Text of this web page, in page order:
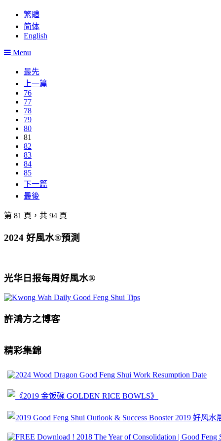
繁體
简体
English
Menu
最先
上一篇
76
77
78
79
80
81
82
83
84
85
下一篇
最後
第 81 頁，共 94 頁
2024 好風水®預測
光华日报每周好風水®
許鴻方之博客
精彩集錦